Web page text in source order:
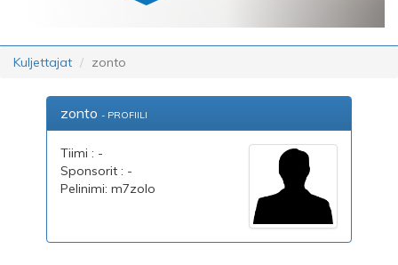
Kuljettajat zonto
zonto - PROFIILI
Tiimi : -
Sponsorit : -
Pelinimi: m7zolo